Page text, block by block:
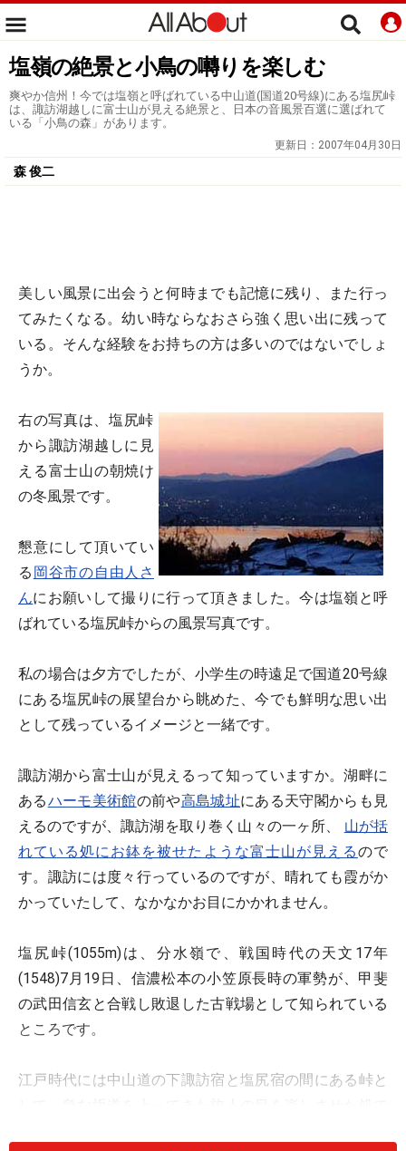
塩嶺の絶景と小鳥の囀りを楽しむ
爽やか信州！今では塩嶺と呼ばれている中山道(国道20号線)にある塩尻峠
は、諏訪湖越しに富士山が見える絶景と、日本の音風景百選に選ばれて
いる「小鳥の森」があります。
更新日： 2007年04月30日
森 俊二
美しい風景に出会うと何時までも記憶に残り、また行っ
てみたくなる。幼い時ならなおさら強く思い出に残って
いる。そんな経験をお持ちの方は多いのではないでしょ
うか。
右の写真は、塩尻峠
から諏訪湖越しに見
える富士山の朝焼け
の冬風景です。
懇意にして頂いてい
る 岡谷市の自由人さ
んにお願いして撮りに行って頂きました。今は塩嶺と呼
ばれている塩尻峠からの風景写真です。
私の場合は夕方でしたが、小学生の時遠足で国道20号線
にある塩尻峠の展望台から眺めた、今でも鮮明な思い出
として残っているイメージと一緒です。
諏訪湖から富士山が見えるって知っていますか。湖畔に
あるハーモ美術館の前や高島城址にある天守閣からも見
えるのですが、諏訪湖を取り巻く山々の一ヶ所、 山が括
れている処にお鉢を被せたような富士山が見えるので
す。諏訪には度々行っているのですが、晴れても霞がか
かっていたして、なかなかお目にかかれません。
塩尻峠(1055m)は、分水嶺で、戦国時代の天文17年
(1548)7月19日、信濃松本の小笠原長時の軍勢が、甲斐
の武田信玄と合戦し敗退した古戦場として知られている
ところです。
江戸時代には中山道の下諏訪宿と塩尻宿の間にある峠と